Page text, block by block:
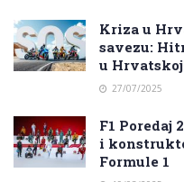
Kriza u
savezu:
u
27/07/2025
F1 Poredaj
i
Formule 1